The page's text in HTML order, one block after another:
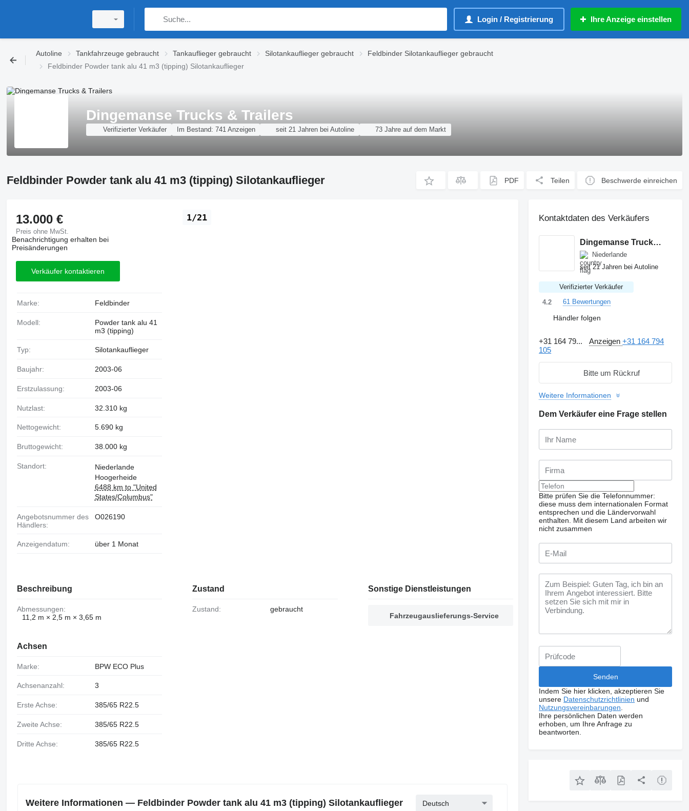
Login / Registrierung Ihre Anzeige einstellen
Autoline Tankfahrzeuge gebraucht Tankauflieger gebraucht Silotankauflieger gebraucht
Feldbinder Silotankauflieger gebraucht
Feldbinder Powder tank alu 41 m3 (tipping) Silotankauflieger
Dingemanse Trucks & Trailers
Verifizierter Verkäufer Im Bestand: 741 Anzeigen seit 21 Jahren bei Autoline 73 Jahre auf dem Markt
Feldbinder Powder tank alu 41 m3 (tipping) Silotankauflieger PDF Teilen Beschwerde einreichen
1/21
13.000 €
Preis ohne MwSt.
Benachrichtigung erhalten bei
Preisänderungen
Verkäufer kontaktieren
Marke: Feldbinder
Modell:
Powder tank alu 41
m3 (tipping)
Typ: Silotankauflieger
Baujahr: 2003-06
Erstzulassung: 2003-06
Nutzlast: 32.310 kg
Nettogewicht: 5.690 kg
Bruttogewicht: 38.000 kg
Standort:
Niederlande
Hoogerheide
6488 km to "United
States/Columbus"
Angebotsnummer des
Händlers:
O026190
Anzeigendatum: über 1 Monat
Beschreibung
Abmessungen:
11,2 m × 2,5 m × 3,65 m
Achsen
Marke: BPW ECO Plus
Achsenanzahl: 3
Erste Achse: 385/65 R22.5
Zweite Achse: 385/65 R22.5
Dritte Achse: 385/65 R22.5
Zustand
Zustand: gebraucht
Sonstige Dienstleistungen
Fahrzeugauslieferungs-Service
Weitere Informationen — Feldbinder Powder tank alu 41 m3 (tipping) Silotankauflieger Deutsch
Kontaktdaten des Verkäufers
Dingemanse Trucks & Trailers
Niederlande
seit 21 Jahren bei Autoline
Verifizierter Verkäufer
4.2
61 Bewertungen
Händler folgen
+31 164 79... Anzeigen+31 164 794
105
Bitte um Rückruf
Weitere Informationen
Dem Verkäufer eine Frage stellen
Bitte prüfen Sie die Telefonnummer:
diese muss dem internationalen Format
entsprechen und die Ländervorwahl
enthalten.
Mit diesem Land arbeiten wir
nicht zusammen
Indem Sie hier klicken, akzeptieren Sie
unsere Datenschutzrichtlinien und
Nutzungsvereinbarungen
Ihre persönlichen Daten werden
erhoben, um Ihre Anfrage zu
beantworten.